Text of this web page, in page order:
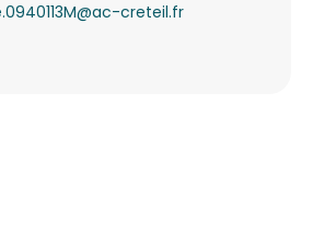
creteil.fr